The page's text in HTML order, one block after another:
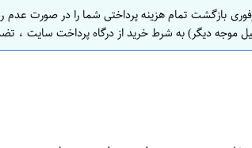
بازگشت تمام هزینه پرداختی شما را در صورت
موجه دیگر) به شرط خرید از درگاه پرداخت سایت ،